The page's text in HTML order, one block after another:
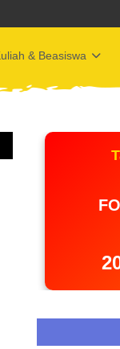
& Beasiswa